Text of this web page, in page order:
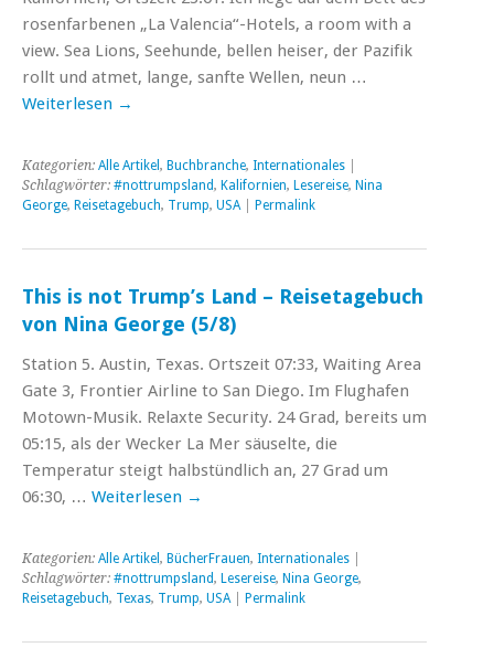
rosenfarbenen „La Valencia“-Hotels, a room with a
view. Sea Lions, Seehunde, bellen heiser, der Pazifik
rollt und atmet, lange, sanfte Wellen, neun …
Weiterlesen →
Kategorien: Alle Artikel , Buchbranche, Internationales
Schlagwörter: #nottrumpsland, Kalifornien, Lesereise, Nina
George, Reisetagebuch, Trump, USA Permalink
This is not Trump’s Land – Reisetagebuch
von Nina George (5/8)
Station 5. Austin, Texas. Ortszeit 07:33, Waiting Area
Gate 3, Frontier Airline to San Diego. Im Flughafen
Motown-Musik. Relaxte Security. 24 Grad, bereits um
05:15, als der Wecker La Mer säuselte, die
Temperatur steigt halbstündlich an, 27 Grad um
06:30, … Weiterlesen →
Kategorien: Alle Artikel , BücherFrauen, Internationales
Schlagwörter: #nottrumpsland, Lesereise, Nina George,
Reisetagebuch, Texas, Trump, USA Permalink